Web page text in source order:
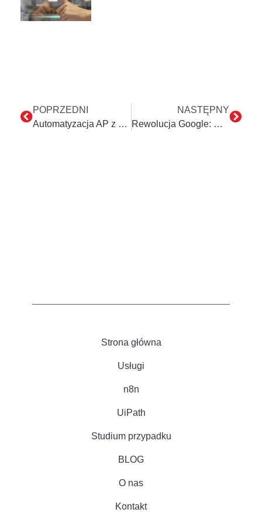
POPRZEDNI
Automatyzacja AP z wykorzystaniem OCR i RPA: Przyszłość finansów
NASTĘPNY
Rewolucja Google: Nowy standard technologii sztucznej inteligencji
Strona główna
Usługi
n8n
UiPath
Studium przypadku
BLOG
O nas
Kontakt